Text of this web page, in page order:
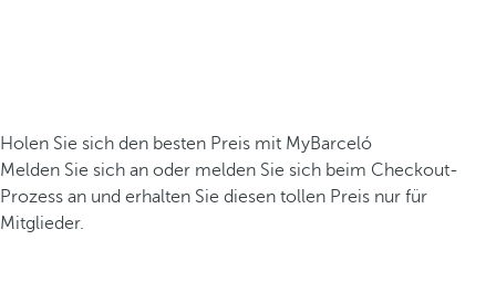
Holen Sie sich den besten Preis mit MyBarceló
Melden Sie sich an oder melden Sie sich beim Checkout-
Prozess an und erhalten Sie diesen tollen Preis nur für
Mitglieder.